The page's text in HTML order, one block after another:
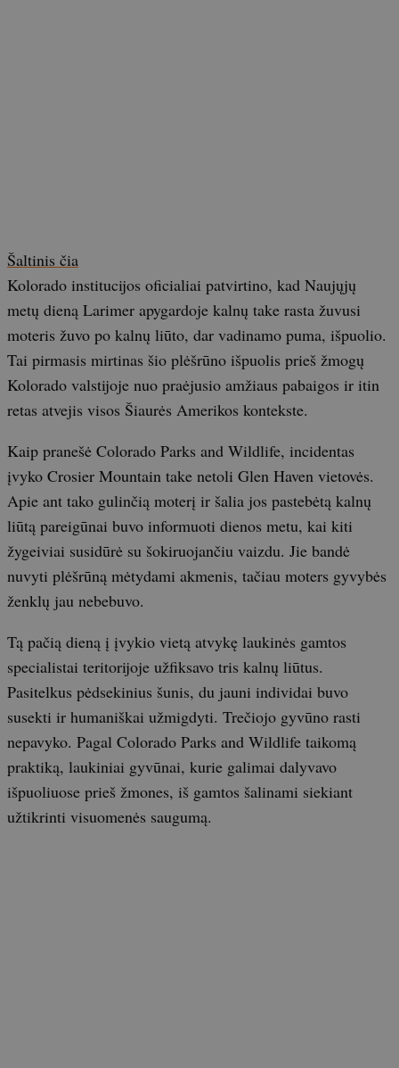
Šaltinis čia
Kolorado institucijos oficialiai patvirtino, kad Naujųjų
metų dieną Larimer apygardoje kalnų take rasta žuvusi
moteris žuvo po kalnų liūto, dar vadinamo puma, išpuolio.
Tai pirmasis mirtinas šio plėšrūno išpuolis prieš žmogų
Kolorado valstijoje nuo praėjusio amžiaus pabaigos ir itin
retas atvejis visos Šiaurės Amerikos kontekste.
Kaip pranešė Colorado Parks and Wildlife, incidentas
įvyko Crosier Mountain take netoli Glen Haven vietovės.
Apie ant tako gulinčią moterį ir šalia jos pastebėtą kalnų
liūtą pareigūnai buvo informuoti dienos metu, kai kiti
žygeiviai susidūrė su šokiruojančiu vaizdu. Jie bandė
nuvyti plėšrūną mėtydami akmenis, tačiau moters gyvybės
ženklų jau nebebuvo.
Tą pačią dieną į įvykio vietą atvykę laukinės gamtos
specialistai teritorijoje užfiksavo tris kalnų liūtus.
Pasitelkus pėdsekinius šunis, du jauni individai buvo
susekti ir humaniškai užmigdyti. Trečiojo gyvūno rasti
nepavyko. Pagal Colorado Parks and Wildlife taikomą
praktiką, laukiniai gyvūnai, kurie galimai dalyvavo
išpuoliuose prieš žmones, iš gamtos šalinami siekiant
užtikrinti visuomenės saugumą.